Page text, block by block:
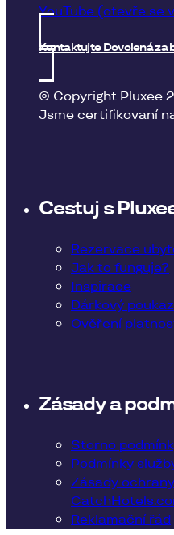
YouTube (otevře se
Kontaktujte Dovolená za
© Copyright Pluxee
Jsme certifikovaní
Cestuj s
Rezervace
Jak to funguje?
Inspirace
Dárkový poukaz
Ověření
Zásady a
Storno
Podmínky
Zásady
Reklamační řád